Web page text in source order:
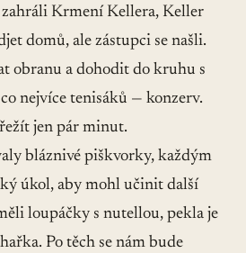
zahráli Krmení Kellera, Keller
domů, ale zástupci se našli.
obranu a dohodit do kruhu s
nejvíce tenisáků — konzerv.
jen pár minut.
bláznivé piškvorky, každým
úkol, aby mohl učinit další
loupáčky s nutellou, pekla je
Po těch se nám bude